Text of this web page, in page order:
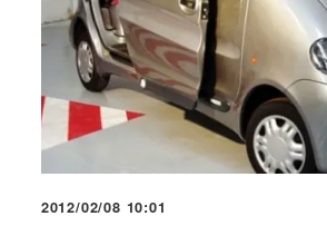
2012/02/08 10:01